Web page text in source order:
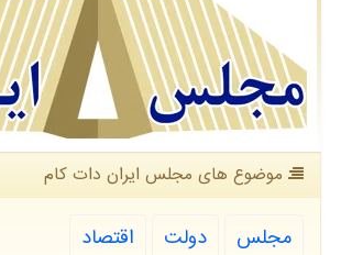
موضوع های مجلس ایران دات كام
مجلس دولت
اقتصاد